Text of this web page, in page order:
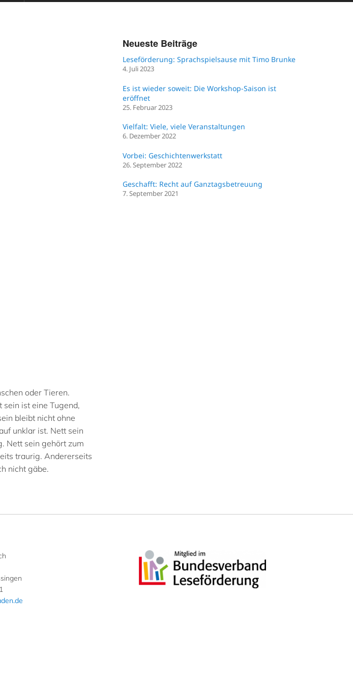
oder Tieren.
ist eine Tugend,
bleibt nicht ohne
unklar ist. Nett sein
Nett sein gehört zum
traurig. Andererseits
nicht gäbe.
Neueste Beiträge
Leseförderung: Sprachspielsause mit Timo Brunke
4. Juli 2023
Es ist wieder soweit: Die Workshop-Saison ist
eröffnet
25. Februar 2023
Vielfalt: Viele, viele Veranstaltungen
6. Dezember 2022
Vorbei: Geschichtenwerkstatt
26. September 2022
Geschafft: Recht auf Ganztagsbetreuung
7. September 2021